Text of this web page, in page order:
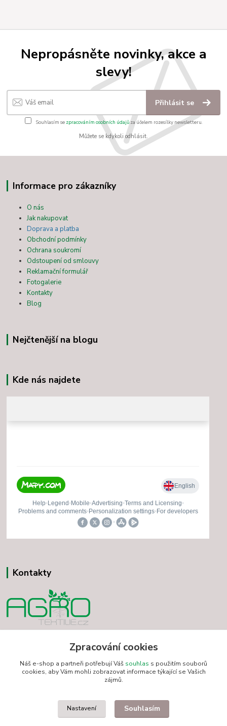
Nepropásněte novinky, akce a
slevy!
Přihlásit se
Souhlasím se zpracováním osobních údajůza účelem rozesílky newsletteru.
Můžete se kdykoli odhlásit.
Informace pro zákazníky
O nás
Jak nakupovat
Doprava a platba
Obchodní podmínky
Ochrana soukromí
Odstoupení od smlouvy
Reklamační formulář
Fotogalerie
Kontakty
Blog
Nejčtenější na blogu
Kde nás najdete
Kontakty
+420 731 501 234
minarvbv@seznam.cz
Zpracování cookies
Náš e-shop a partneři potřebují Váš souhlas s použitím souborů
cookies, aby Vám mohli zobrazovat informace týkající se Vašich
zájmů.
Nastavení Souhlasím